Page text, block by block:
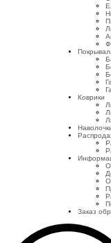
Коврики
О
Заказ